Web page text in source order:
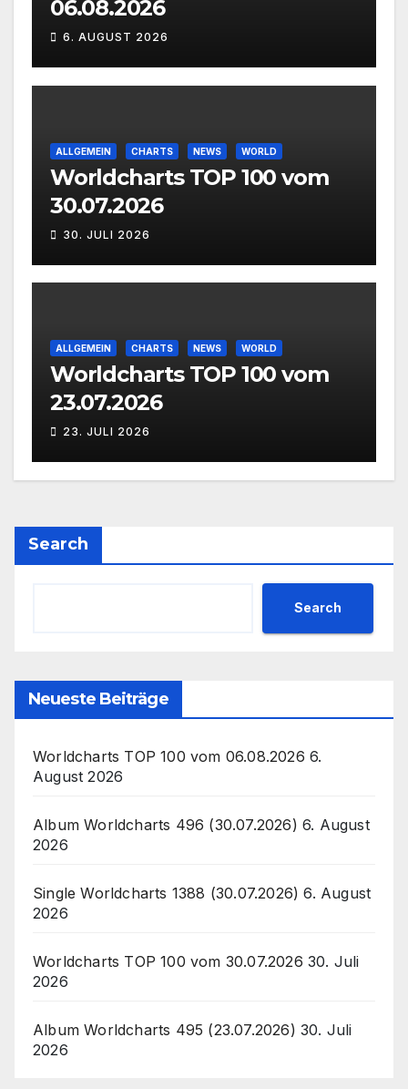
06.08.2026
6. AUGUST 2026
ALLGEMEIN CHARTS NEWS WORLD
Worldcharts TOP 100 vom
30.07.2026
30. JULI 2026
ALLGEMEIN CHARTS NEWS WORLD
Worldcharts TOP 100 vom
23.07.2026
23. JULI 2026
Search
Search
Neueste Beiträge
Worldcharts TOP 100 vom 06.08.2026 6.
August 2026
Album Worldcharts 496 (30.07.2026) 6. August
2026
Single Worldcharts 1388 (30.07.2026) 6. August
2026
Worldcharts TOP 100 vom 30.07.2026 30. Juli
2026
Album Worldcharts 495 (23.07.2026) 30. Juli
2026